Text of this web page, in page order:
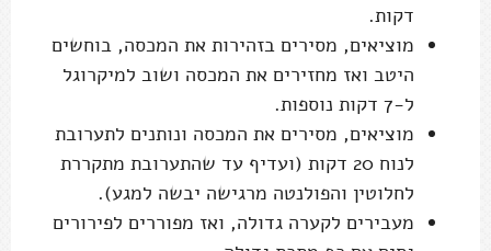
דקות.
מוציאים, מסירים בזהירות את המכסה, בוחשים
היטב ואז מחזירים את המכסה ושוב למיקרוגל
ל-7 דקות נוספות.
מוציאים, מסירים את המכסה ונותנים לתערובת
לנוח 20 דקות (ועדיף עד שהתערובת מתקררת
לחלוטין והפולנטה מרגישה יבשה למגע).
מעבירים לקערה גדולה, ואז מפוררים לפירורים